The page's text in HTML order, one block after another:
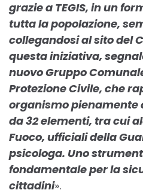
grazie a TEGIS, in un
tutta la popolazione,
collegandosi al sito del
questa iniziativa,
nuovo Gruppo
Protezione Civile, che
organismo pienamente
da 32 elementi, tra cui
Fuoco, ufficiali della
psicologa. Uno
fondamentale per la
cittadini».